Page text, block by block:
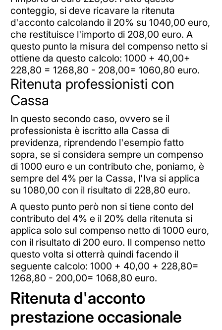
conteggio, si deve ricavare la ritenuta
d'acconto calcolando il 20% su 1040,00 euro,
che restituisce l'importo di 208,00 euro. A
questo punto la misura del compenso netto si
ottiene da questo calcolo: 1000 + 40,00+
228,80 = 1268,80 - 208,00= 1060,80 euro.
Ritenuta professionisti con
Cassa
In questo secondo caso, ovvero se il
professionista è iscritto alla Cassa di
previdenza, riprendendo l'esempio fatto
sopra, se si considera sempre un compenso
di 1000 euro e un contributo che, poniamo, è
sempre del 4% per la Cassa, l'Iva si applica
su 1080,00 con il risultato di 228,80 euro.
A questo punto però non si tiene conto del
contributo del 4% e il 20% della ritenuta si
applica solo sul compenso netto di 1000 euro,
con il risultato di 200 euro. Il compenso netto
questo volta si otterrà quindi facendo il
seguente calcolo: 1000 + 40,00 + 228,80=
1268,80 - 200,00= 1068,80 euro.
Ritenuta d'acconto
prestazione occasionale